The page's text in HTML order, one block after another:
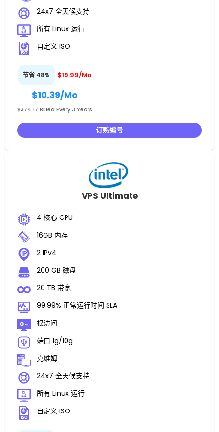
24x7 全天候支持
所有 Linux 运行
自定义 ISO
节省 48% $19.99/Mo
$10.39/Mo
$374.17 Billed Every 3 Years
订购编号
VPS Ultimate
4 核心 CPU
16GB 内存
2 IPv4
200 GB 磁盘
20 TB 带宽
99.99% 正常运行时间 SLA
根访问
端口 1g/10g
克维姆
24x7 全天候支持
所有 Linux 运行
自定义 ISO